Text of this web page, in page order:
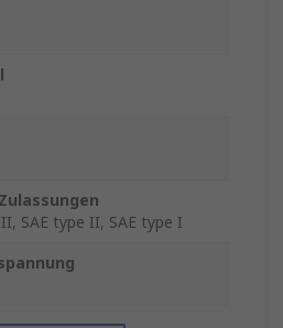
SAE type II, SAE type I